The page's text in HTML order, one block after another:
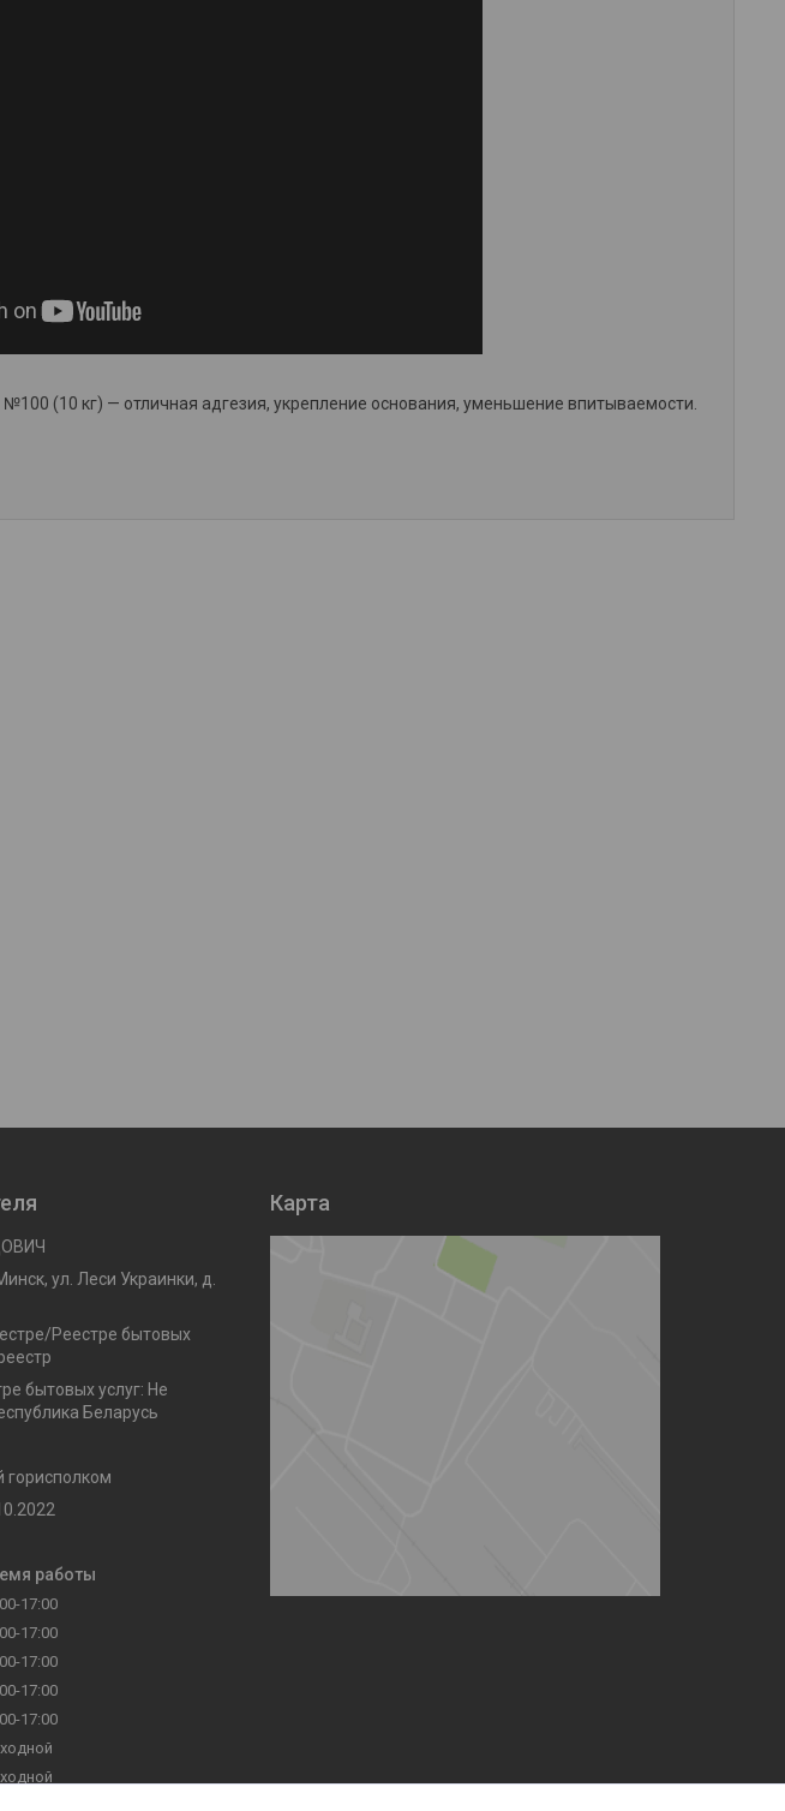
(10 кг) — отличная адгезия, укрепление основания, уменьшение впитываемости.
ул. Леси Украинки, д.
Реестре бытовых
бытовых услуг: Не
Беларусь
горисполком
работы
17:00
17:00
17:00
17:00
17:00
Карта